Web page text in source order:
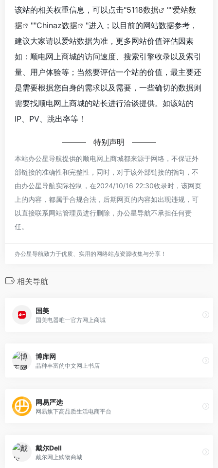
该站的相关权重信息，可以点击"5118数据 ""爱站数
据
""Chinaz数据
"进入；以目前的网站数据参考，
建议大家请以爱站数据为准，更多网站价值评估因素
如：顺电网上商城的访问速度、搜索引擎收录以及索引
量、用户体验等；当然要评估一个站的价值，最主要还
是需要根据您自身的需求以及需要，一些确切的数据则
需要找顺电网上商城的站长进行洽谈提供。如该站的
IP、PV、跳出率等！
特别声明
本站办公星导航提供的顺电网上商城都来源于网络，不保证外
部链接的准确性和完整性，同时，对于该外部链接的指向，不
由办公星导航实际控制，在2024/10/16 22:30收录时，该网页
上的内容，都属于合规合法，后期网页的内容如出现违规，可
以直接联系网站管理员进行删除，办公星导航不承担任何责
任。
办公星导航致力于优质、实用的网络站点资源收集与分享！
相关导航
国美
国美电器唯一官方网上商城
博库网
品种丰富的中文网上书店
网易严选
网易旗下高品质生活电商平台
戴尔Dell
戴尔网上购物商城